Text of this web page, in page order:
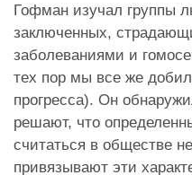
Гофман изучал группы
заключенных,
заболеваниями и
тех пор мы все же
прогресса). Он
решают, что
считаться в обществе
привязывают эти